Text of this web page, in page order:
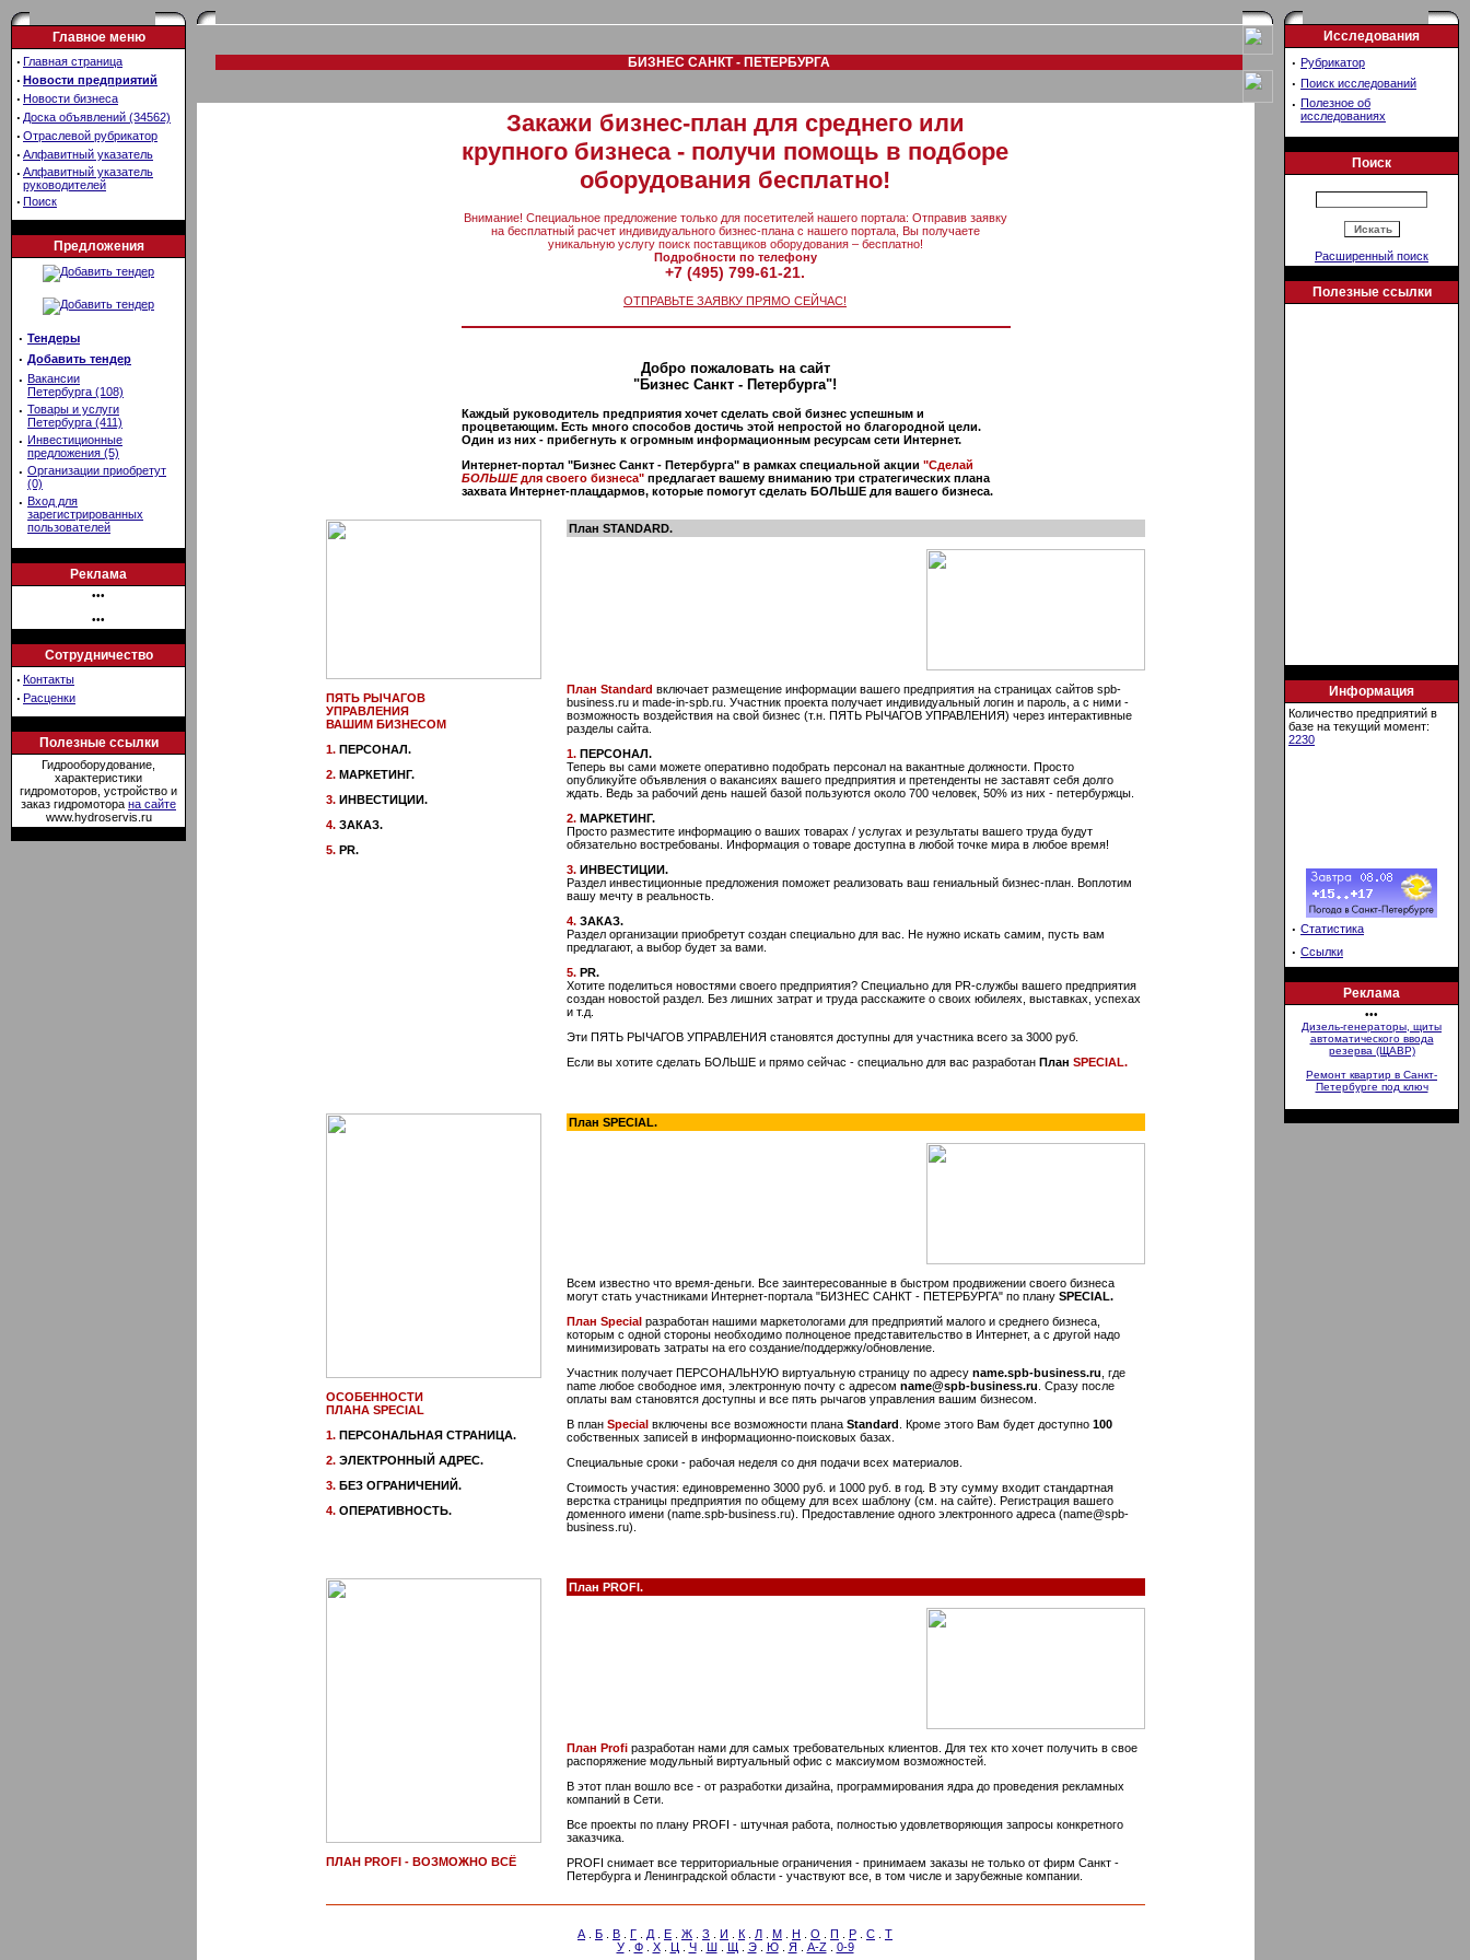
Главное меню
· Главная страница
· Новости предприятий
· Новости бизнеса
· Доска объявлений (34562)
· Отраслевой рубрикатор
· Алфавитный указатель
· Алфавитный указатель
руководителей
· Поиск
Предложения
· Тендеры
· Добавить тендер
· Вакансии
Петербурга (108)
· Товары и услуги
Петербурга (411)
· Инвестиционные
предложения (5)
· Организации приобретут
(0)
· Вход для
зарегистрированных
пользователей
Реклама
•••
•••
Сотрудничество
· Контакты
· Расценки
Полезные ссылки
Гидрооборудование,
характеристики
гидромоторов, устройство и
заказ гидромотора на сайте
www.hydroservis.ru
БИЗНЕС САНКТ - ПЕТЕРБУРГА
Закажи бизнес-план для среднего или
крупного бизнеса - получи помощь в подборе
оборудования бесплатно!
Внимание! Специальное предложение только для посетителей нашего портала: Отправив заявку
на бесплатный расчет индивидуального бизнес-плана с нашего портала, Вы получаете
уникальную услугу поиск поставщиков оборудования – бесплатно!
Подробности по телефону
+7 (495) 799-61-21.
ОТПРАВЬТЕ ЗАЯВКУ ПРЯМО СЕЙЧАС!
Добро пожаловать на сайт
"Бизнес Санкт - Петербурга"!
Каждый руководитель предприятия хочет сделать свой бизнес успешным и
процветающим. Есть много способов достичь этой непростой но благородной цели.
Один из них - прибегнуть к огромным информационным ресурсам сети Интернет.
Интернет-портал "Бизнес Санкт - Петербурга" в рамках специальной акции "Сделай
БОЛЬШЕдля своего бизнеса" предлагает вашему вниманию три стратегических плана
захвата Интернет-плацдармов, которые помогут сделать БОЛЬШЕ для вашего бизнеса.
ПЯТЬ РЫЧАГОВ
УПРАВЛЕНИЯ
ВАШИМ БИЗНЕСОМ
1. ПЕРСОНАЛ.
2. МАРКЕТИНГ.
3. ИНВЕСТИЦИИ.
4. ЗАКАЗ.
5. PR.
План STANDARD.
План Stаndard включает размещение информации вашего предприятия на страницах сайтов spb-
business.ru и made-in-spb.ru. Участник проекта получает индивидуальный логин и пароль, а с ними -
возможность воздействия на свой бизнес (т.н. ПЯТЬ РЫЧАГОВ УПРАВЛЕНИЯ) через интерактивные
разделы сайта.
1. ПЕРСОНАЛ.
Теперь вы сами можете оперативно подобрать персонал на вакантные должности. Просто
опубликуйте объявления о вакансиях вашего предприятия и претенденты не заставят себя долго
ждать. Ведь за рабочий день нашей базой пользуются около 700 человек, 50% из них - петербуржцы.
2. МАРКЕТИНГ.
Просто разместите информацию о ваших товарах / услугах и результаты вашего труда будут
обязательно востребованы. Информация о товаре доступна в любой точке мира в любое время!
3. ИНВЕСТИЦИИ.
Раздел инвестиционные предложения поможет реализовать ваш гениальный бизнес-план. Воплотим
вашу мечту в реальность.
4. ЗАКАЗ.
Раздел организации приобретут создан специально для вас. Не нужно искать самим, пусть вам
предлагают, а выбор будет за вами.
5. PR.
Хотите поделиться новостями своего предприятия? Специально для PR-службы вашего предприятия
создан новостой раздел. Без лишних затрат и труда расскажите о своих юбилеях, выставках, успехах
и т.д.
Эти ПЯТЬ РЫЧАГОВ УПРАВЛЕНИЯ становятся доступны для участника всего за 3000 руб.
Если вы хотите сделать БОЛЬШЕ и прямо сейчас - специально для вас разработан План SPECIAL.
ОСОБЕННОСТИ
ПЛАНА SPECIAL
1. ПЕРСОНАЛЬНАЯ СТРАНИЦА.
2. ЭЛЕКТРОННЫЙ АДРЕС.
3. БЕЗ ОГРАНИЧЕНИЙ.
4. ОПЕРАТИВНОСТЬ.
План SPECIAL.
Всем известно что время-деньги. Все заинтересованные в быстром продвижении своего бизнеса
могут стать участниками Интернет-портала "БИЗНЕС САНКТ - ПЕТЕРБУРГА" по плану SPECIAL.
План Specialразработан нашими маркетологами для предприятий малого и среднего бизнеса,
которым с одной стороны необходимо полноценое представительство в Интернет, а с другой надо
минимизировать затраты на его создание/поддержку/обновление.
Участник получает ПЕРСОНАЛЬНУЮ виртуальную страницу по адресу name.spb-business.ru , где
name любое свободное имя, электронную почту с адресом name@spb-business.ru . Сразу после
оплаты вам становятся доступны и все пять рычагов управления вашим бизнесом.
В план Specialвключены все возможности плана Standard . Кроме этого Вам будет доступно 100
собственных записей в информационно-поисковых базах.
Специальные сроки - рабочая неделя со дня подачи всех материалов.
Стоимость участия: единовременно 3000 руб. и 1000 руб. в год. В эту сумму входит стандартная
верстка страницы предприятия по общему для всех шаблону (см. на сайте). Регистрация вашего
доменного имени (name.spb-business.ru). Предоставление одного электронного адреса (name@spb-
business.ru).
ПЛАН PROFI - ВОЗМОЖНО ВСЁ
План PROFI.
План Profiразработан нами для самых требовательных клиентов. Для тех кто хочет получить в свое
распоряжение модульный виртуальный офис с максиумом возможностей.
В этот план вошло все - от разработки дизайна, программирования ядра до проведения рекламных
компаний в Сети.
Все проекты по плану PROFI - штучная работа, полностью удовлетворяющия запросы конкретного
заказчика.
PROFI снимает все территориальные ограничения - принимаем заказы не только от фирм Санкт -
Петербурга и Ленинградской области - участвуют все, в том числе и зарубежные компании.
А Б В Г Д Е Ж З И К Л М Н О П Р С
Т
У. Ф. Х. Ц Ч. Ш. Щ Э. Ю. Я A-Z. 0-9
Исследования
· Рубрикатор
· Поиск исследований
· Полезное об
исследованиях
Поиск
Расширенный поиск
Полезные ссылки
Информация
Количество предприятий в
базе на текущий момент:
2230
· Статистика
· Ссылки
Реклама
•••
Дизель-генераторы, щиты
автоматического ввода
резерва (ЩАВР)
Ремонт квартир в Санкт-
Петербурге под ключ